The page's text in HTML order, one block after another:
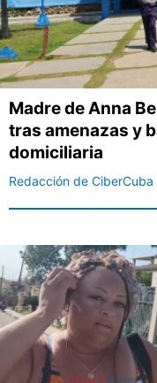
Madre de Anna
tras amenazas y
domiciliaria
Redacción de CiberCuba